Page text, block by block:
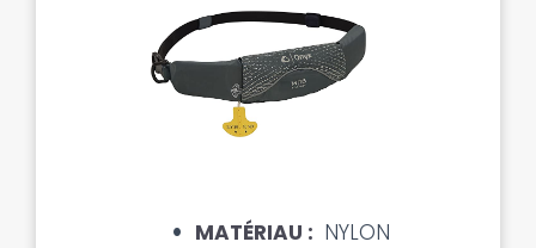
MATÉRIAU : NYLON